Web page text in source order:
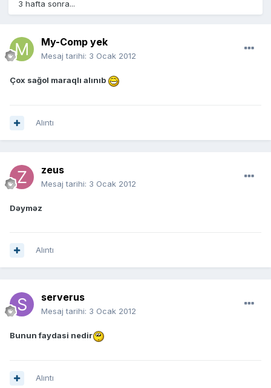
3 hafta sonra...
My-Comp yek
Mesaj tarihi: 3 Ocak 2012
Çox sağol maraqlı alınıb
Alıntı
zeus
Mesaj tarihi: 3 Ocak 2012
Dəyməz
Alıntı
serverus
Mesaj tarihi: 3 Ocak 2012
Bunun faydasi nedir
Alıntı